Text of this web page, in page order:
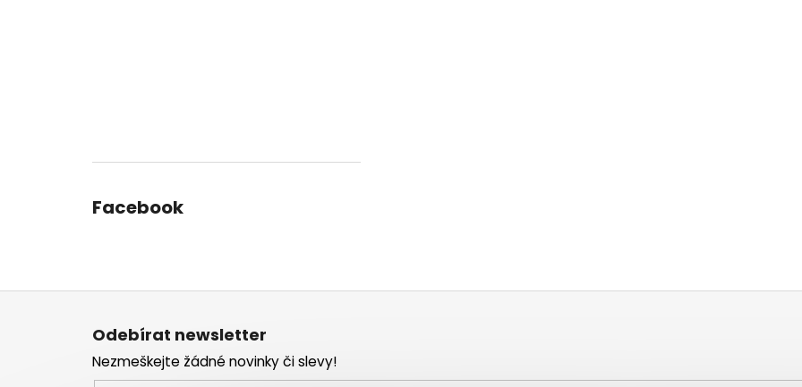
Facebook
Odebírat newsletter
Nezmeškejte žádné novinky či slevy!